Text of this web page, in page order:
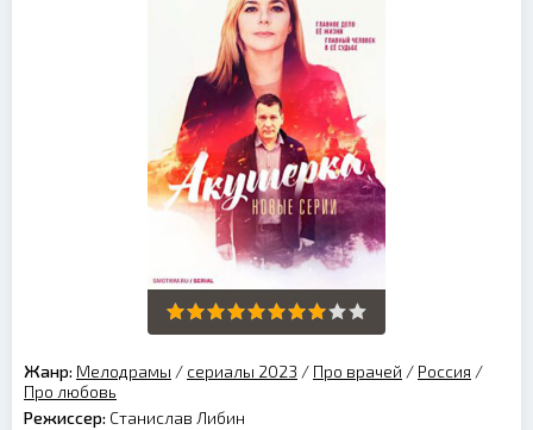
Жанр: Мелодрамы / сериалы 2023 / Про врачей / Россия /
Про любовь
Режиссер: Станислав Либин